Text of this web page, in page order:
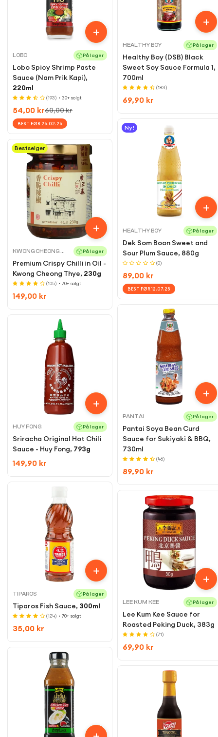
LOBO På lager
Lobo Spicy Shrimp Paste
Sauce (Nam Prik Kapi),
220ml
(193) • 30+ solgt
Sale
price
54,00 kr
Regular
price
60,00 kr
BEST FØR 26.02.26
Bestselger
KWONG CHEONG THYE På lager
Premium Crispy Chilli in Oil -
Kwong Cheong Thye, 230g
(105) • 70+ solgt
Regular
149,00 kr
HUY FONG På lager
Sriracha Original Hot Chili
Sauce - Huy Fong, 793g
Regular
149,90 kr
TIPAROS På lager
Tiparos Fish Sauce, 300ml
(124) • 70+ solgt
Regular
35,00 kr
HEALTHY BOY På lager
Healthy Boy (DSB) Black
Sweet Soy Sauce Formula 1,
700ml
(183)
Regular
69,90 kr
Ny!
HEALTHY BOY På lager
Dek Som Boon Sweet and
Sour Plum Sauce, 880g
(0)
Regular
price
89,00 kr
BEST FØR 12.07.25
PANTAI På lager
Pantai Soya Bean Curd
Sauce for Sukiyaki & BBQ,
730ml
(46)
Regular
89,90 kr
LEE KUM KEE På lager
Lee Kum Kee Sauce for
Roasted Peking Duck, 383g
(71)
Regular
69,90 kr
Confirm your age
Are you 18 years old or older?
No, I'm not